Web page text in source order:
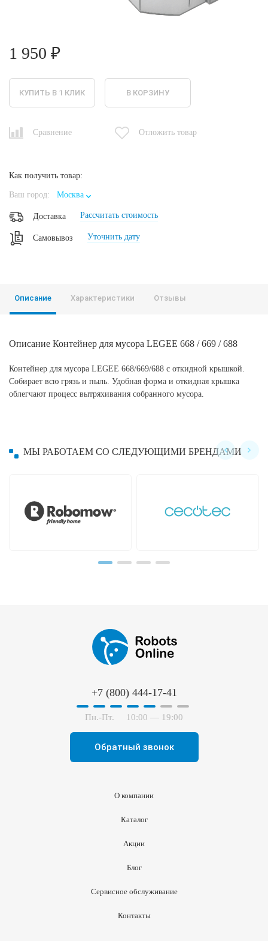
1 950 ₽
КУПИТЬ В 1 КЛИК В КОРЗИНУ
Сравнение Отложить товар
Как получить товар:
Ваш город: Москва
Доставка Рассчитать стоимость
Самовывоз Уточнить дату
Описание Характеристики Отзывы
Описание Контейнер для мусора LEGEE 668 / 669 / 688
Контейнер для мусора LEGEE 668/669/688 с откидной крышкой.
Собирает всю грязь и пыль. Удобная форма и откидная крышка
облегчают процесс вытряхивания собранного мусора.
МЫ РАБОТАЕМ СО СЛЕДУЮЩИМИ БРЕНДАМИ
О компании
Каталог
Акции
Блог
Сервисное обслуживание
Контакты
+7 (800) 444-17-41
Пн.-Пт. 10:00 — 19:00
Обратный звонок